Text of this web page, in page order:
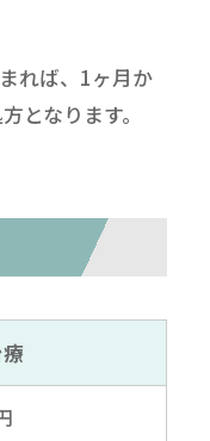
れば、1ヶ月か
となります。